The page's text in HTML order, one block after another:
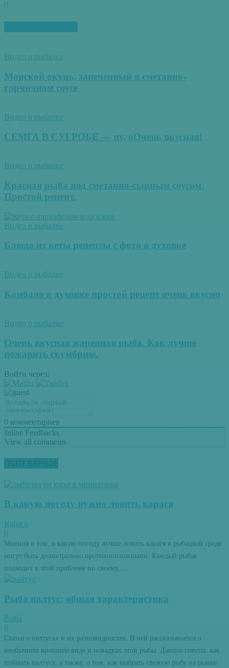
Видео о рыбалке
Морской окунь, запеченный в сметанно-
горчичном соусе
Видео о рыбалке
СЕМГА В СУГРОБЕ — ну, оОчень вкусная!
Видео о рыбалке
Красная рыба под сметанно-сырным соусом.
Простой рецепт.
Видео о рыбалке
Блюда из кеты рецепты с фото в духовке
Видео о рыбалке
Камбала в духовке простой рецепт очень вкусно
Видео о рыбалке
Очень вкусная жаренная рыба. Как лучше
пожарить скумбрию.
Войти через:
0 комментариев
Inline Feedbacks
View all comments
ПОПУЛЯРНОЕ
В какую погоду нужно ловить карася
Карась
0
Мнения о том, в какую погоду лучше ловить карася в рыбацкой среде
могут быть диаметрально противоположными. Каждый рыбак
подходит к этой проблеме по своему,...
Рыба палтус: общая характеристика
Рыба
0
Статья о палтусах и их разновидностях. В ней рассказывается о
необычном внешнем виде и повадках этой рыбы. Даются советы, как
поймать палтуса, а также, о том, как выбрать свежую рыбу на рынке.